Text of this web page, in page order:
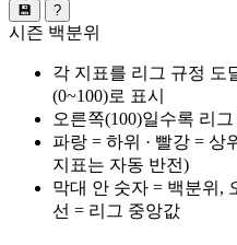
💾 ?
시즌 백분위
각 지표를 리그 규정 도
(0~100)로 표시
오른쪽(100)일수록 리
파랑 = 하위 · 빨강 = 상
지표는 자동 반전)
막대 안 숫자 = 백분위,
선 = 리그 중앙값